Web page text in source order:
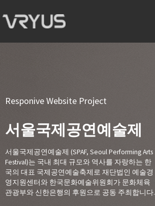
Responive Website Project
서울국제공연예술제
서울국제공연예술제 (SPAF, Seoul Performing Arts
Festival)는 국내 최대 규모와 역사를 자랑하는 한
국의 대표 국제공연예술축제로 재단법인 예술경
영지원센터와 한국문화예술위원회가 문화체육
관광부와 신한은행의 후원으로 공동 주최합니다.